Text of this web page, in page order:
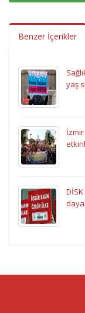
Benzer İçerikler
yaş
İzmir